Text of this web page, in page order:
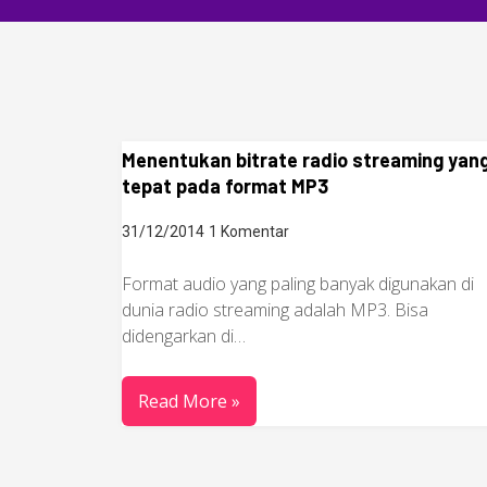
Menentukan bitrate radio streaming
tepat pada format MP3
31/12/2014 1 Komentar
Format audio yang paling banyak digunakan di
dunia radio streaming adalah MP3. Bisa
didengarkan di…
Read More »